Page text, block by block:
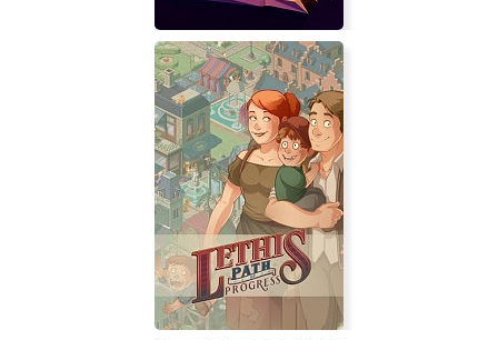
Backfirewall_